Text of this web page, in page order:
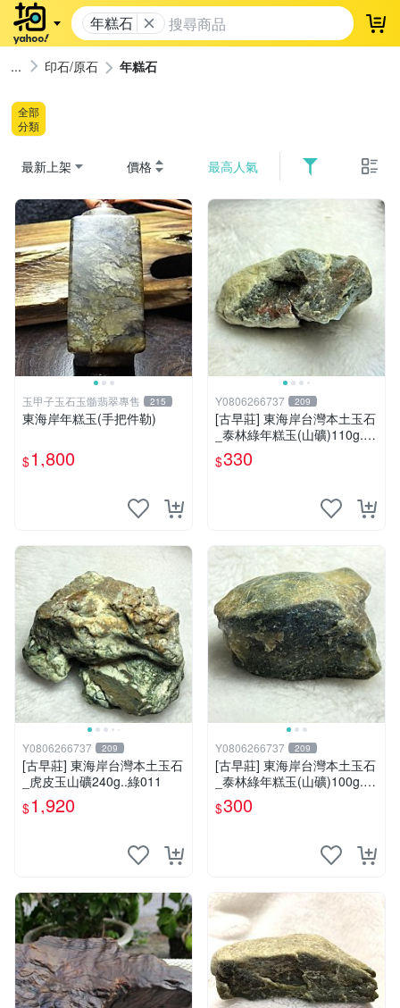
年糕石 登
印石/原石 年糕石
全部
分類
最新上架 價格 最高人氣
玉甲子玉石玉髓翡翠專售 215
東海岸年糕玉(手把件勒)
$1,800
Y0806266737 209
[古早莊] 東海岸台灣本土玉石
_泰林綠年糕玉(山礦)110g..Q
Q.溫潤.雕刻上選好料_綠006
$330
Y0806266737 209
[古早莊] 東海岸台灣本土玉石
_虎皮玉山礦240g..綠011
$1,920
Y0806266737 209
[古早莊] 東海岸台灣本土玉石
_泰林綠年糕玉(山礦)100g..Q
Q.溫潤.雕刻上選好料_綠007
$300